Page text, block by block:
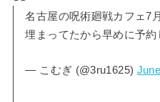
名古屋の呪術廻戦カフェ7
埋まってたから早めに予約
— こむぎ (@3ru1625)